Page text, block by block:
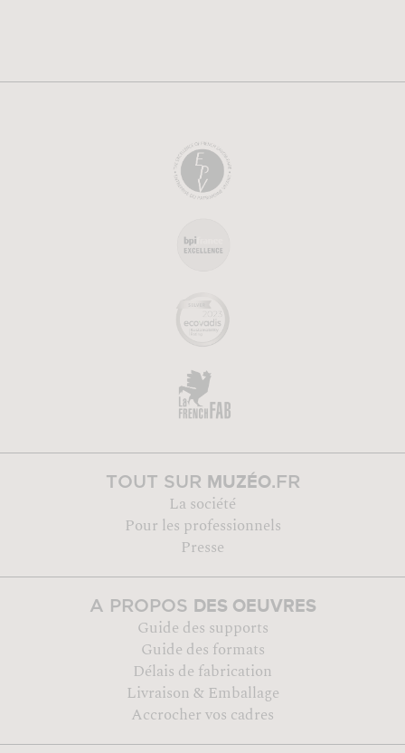
TOUT SUR MUZÉO.FR
La société
Pour les professionnels
Presse
A PROPOS DES OEUVRES
Guide des supports
Guide des formats
Délais de fabrication
Livraison & Emballage
Accrocher vos cadres